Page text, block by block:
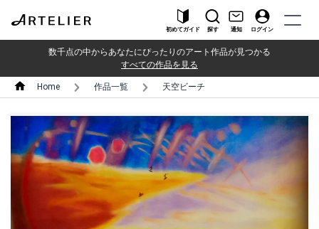
初めてガイド 探す 通知 ログイン
数千点の中からあなたにぴったりのアート作品が見つかる
すべての作品を見る
Home 作品一覧 天空ビーチ